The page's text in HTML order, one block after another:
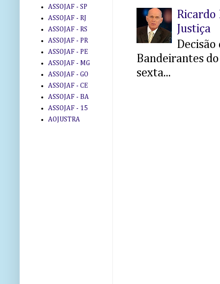
Ricardo
Justiça
Decisão
Bandeirantes
sexta...
ASSOJAF - SP
ASSOJAF - RJ
ASSOJAF - RS
ASSOJAF - PR
ASSOJAF - PE
ASSOJAF - MG
ASSOJAF - GO
ASSOJAF - CE
ASSOJAF - BA
ASSOJAF - 15
AOJUSTRA